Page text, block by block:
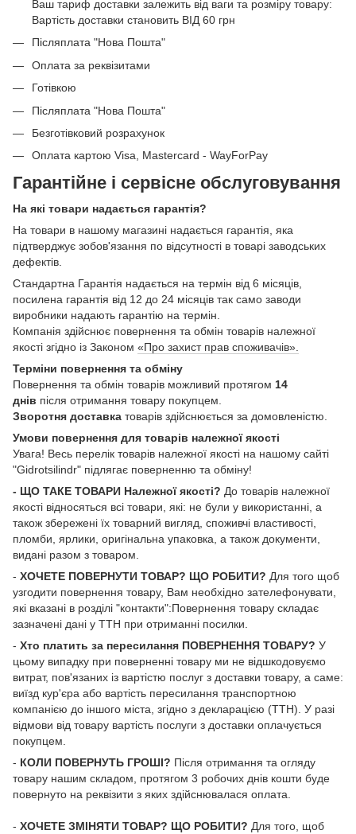
Ваш тариф доставки залежить від ваги та розміру товару:
Вартість доставки становить ВІД 60 грн
Післяплата "Нова Пошта"
Оплата за реквізитами
Готівкою
Післяплата "Нова Пошта"
Безготівковий розрахунок
Оплата картою Visa, Mastercard - WayForPay
Гарантійне і сервісне обслуговування
На які товари надається гарантія?
На товари в нашому магазині надається гарантія, яка
підтверджує зобов'язання по відсутності в товарі заводських
дефектів.
Стандартна Гарантія надається на термін від 6 місяців,
посилена гарантія від 12 до 24 місяців так само заводи
виробники надають гарантію на термін.
Компанія здійснює повернення та обмін товарів належної
якості згідно із Законом «Про захист прав споживачів».
Терміни повернення та обміну
Повернення та обмін товарів можливий протягом 14
днів після отримання товару покупцем.
Зворотня доставка товарів здійснюється за домовленістю.
Умови повернення для товарів належної якості
Увага! Весь перелік товарів належної якості на нашому сайті
"Gidrotsilindr" підлягає поверненню та обміну!
- ЩО ТАКЕ ТОВАРИ Належної якості? До товарів належної
якості відносяться всі товари, які: не були у використанні, а
також збережені їх товарний вигляд, споживчі властивості,
пломби, ярлики, оригінальна упаковка, а також документи,
видані разом з товаром.
- ХОЧЕТЕ ПОВЕРНУТИ ТОВАР? ЩО РОБИТИ? Для того щоб
узгодити повернення товару, Вам необхідно зателефонувати,
які вказані в розділі "контакти":Повернення товару складає
зазначені дані у ТТН при отриманні посилки.
- Хто платить за пересилання ПОВЕРНЕННЯ ТОВАРУ? У
цьому випадку при поверненні товару ми не відшкодовуємо
витрат, пов'язаних із вартістю послуг з доставки товару, а саме:
виїзд кур'єра або вартість пересилання транспортною
компанією до іншого міста, згідно з декларацією (ТТН). У разі
відмови від товару вартість послуги з доставки оплачується
покупцем.
- КОЛИ ПОВЕРНУТЬ ГРОШІ? Після отримання та огляду
товару нашим складом, протягом 3 робочих днів кошти буде
повернуто на реквізити з яких здійснювалася оплата.
- ХОЧЕТЕ ЗМІНЯТИ ТОВАР? ЩО РОБИТИ? Для того, щоб